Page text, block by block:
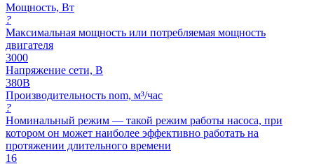
Мощность, Вт
?
Максимальная мощность или потребляемая мощность
двигателя
3000
Напряжение сети, В
380В
Производительность nom, м³/час
?
Номинальный режим — такой режим работы насоса, при
котором он может наиболее эффективно работать на
протяжении длительного времени
16